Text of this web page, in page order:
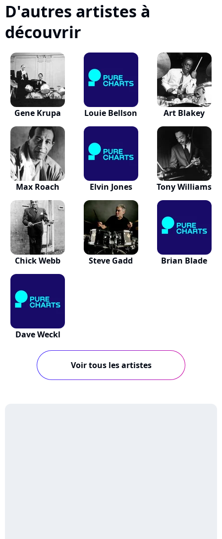
D'autres artistes à
découvrir
Gene Krupa Louie Bellson Art Blakey
Max Roach Elvin Jones Tony Williams
Chick Webb Steve Gadd Brian Blade
Dave Weckl
Voir tous les artistes